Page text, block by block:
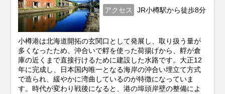
アクセス JR小樽駅から徒歩8分
小樽港は北海道開拓の玄関口として発展し、取り扱う量が
多くなったため、沖合いで艀を使った荷揚げから、艀が倉
庫の近くまで直接行けるために建設した水路です。大正12
年に完成し、日本国内唯一となる海岸の沖合い埋立て方式
で造られ、緩やかに湾曲しているのが特徴になっていま
す。時代が変わり戦後になると、港の埠頭岸壁の整備によ